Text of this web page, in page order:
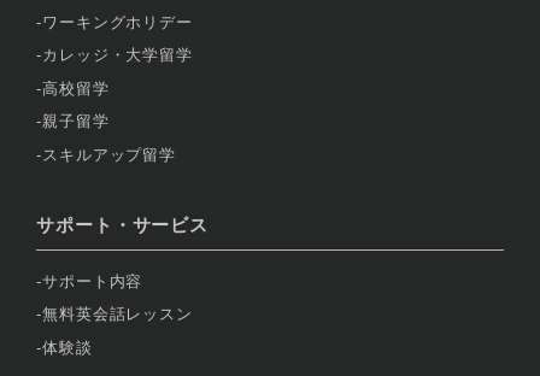
ワーキングホリデー
カレッジ・大学留学
高校留学
親子留学
スキルアップ留学
サポート・サービス
サポート内容
無料英会話レッスン
体験談